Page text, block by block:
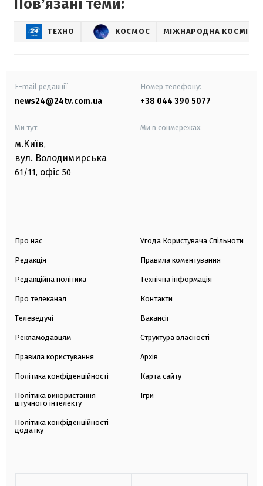
Повʼязані теми:
ТЕХНО КОСМОС МІЖНАРОДНА
E-mail редакції
news24@24tv.com.ua
Номер телефону:
+38 044 390 5077
Ми тут:
м.Київ,
вул. Володимирська
61/11, офіс 50
Ми в соцмережах:
Про нас
Редакція
Редакційна політика
Про телеканал
Телеведучі
Рекламодавцям
Правила користування
Політика конфіденційності
Політика використання
штучного інтелекту
Політика конфіденційності
додатку
Угода Користувача Спільноти
Правила коментування
Технічна інформація
Контакти
Вакансії
Структура власності
Архів
Карта сайту
Ігри